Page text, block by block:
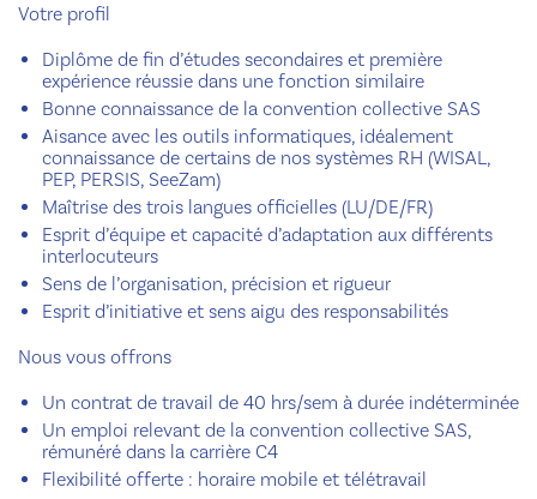
Votre profil
Diplôme de fin d’études secondaires et première
expérience réussie dans une fonction similaire
Bonne connaissance de la convention collective SAS
Aisance avec les outils informatiques, idéalement
connaissance de certains de nos systèmes RH (WISAL,
PEP, PERSIS, SeeZam)
Maîtrise des trois langues officielles (LU/DE/FR)
Esprit d’équipe et capacité d’adaptation aux différents
interlocuteurs
Sens de l’organisation, précision et rigueur
Esprit d’initiative et sens aigu des responsabilités
Nous vous offrons
Un contrat de travail de 40 hrs/sem à durée indéterminée
Un emploi relevant de la convention collective SAS,
rémunéré dans la carrière C4
Flexibilité offerte : horaire mobile et télétravail